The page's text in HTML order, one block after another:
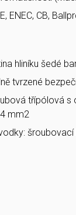
ENEC, CB,
hliníku šedé
tvrzené
třípólová
mm2
šroubovací